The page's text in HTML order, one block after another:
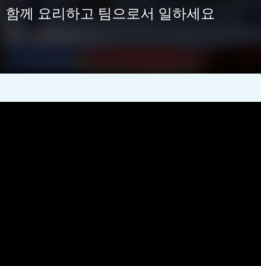
함께 요리하고 팀으로서 일하세요